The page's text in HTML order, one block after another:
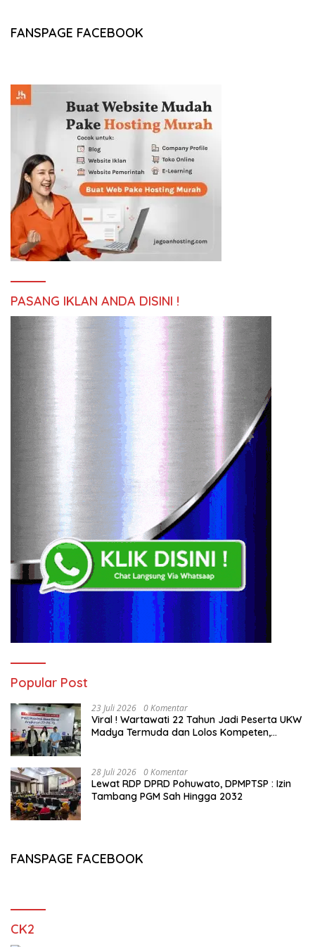
FANSPAGE FACEBOOK
PASANG IKLAN ANDA DISINI !
Popular Post
23 Juli 2026 0 Komentar
Viral ! Wartawati 22 Tahun Jadi Peserta UKW
Madya Termuda dan Lolos Kompeten,
28 Juli 2026 0 Komentar
Lewat RDP DPRD Pohuwato, DPMPTSP : Izin
Tambang PGM Sah Hingga 2032
FANSPAGE FACEBOOK
CK2